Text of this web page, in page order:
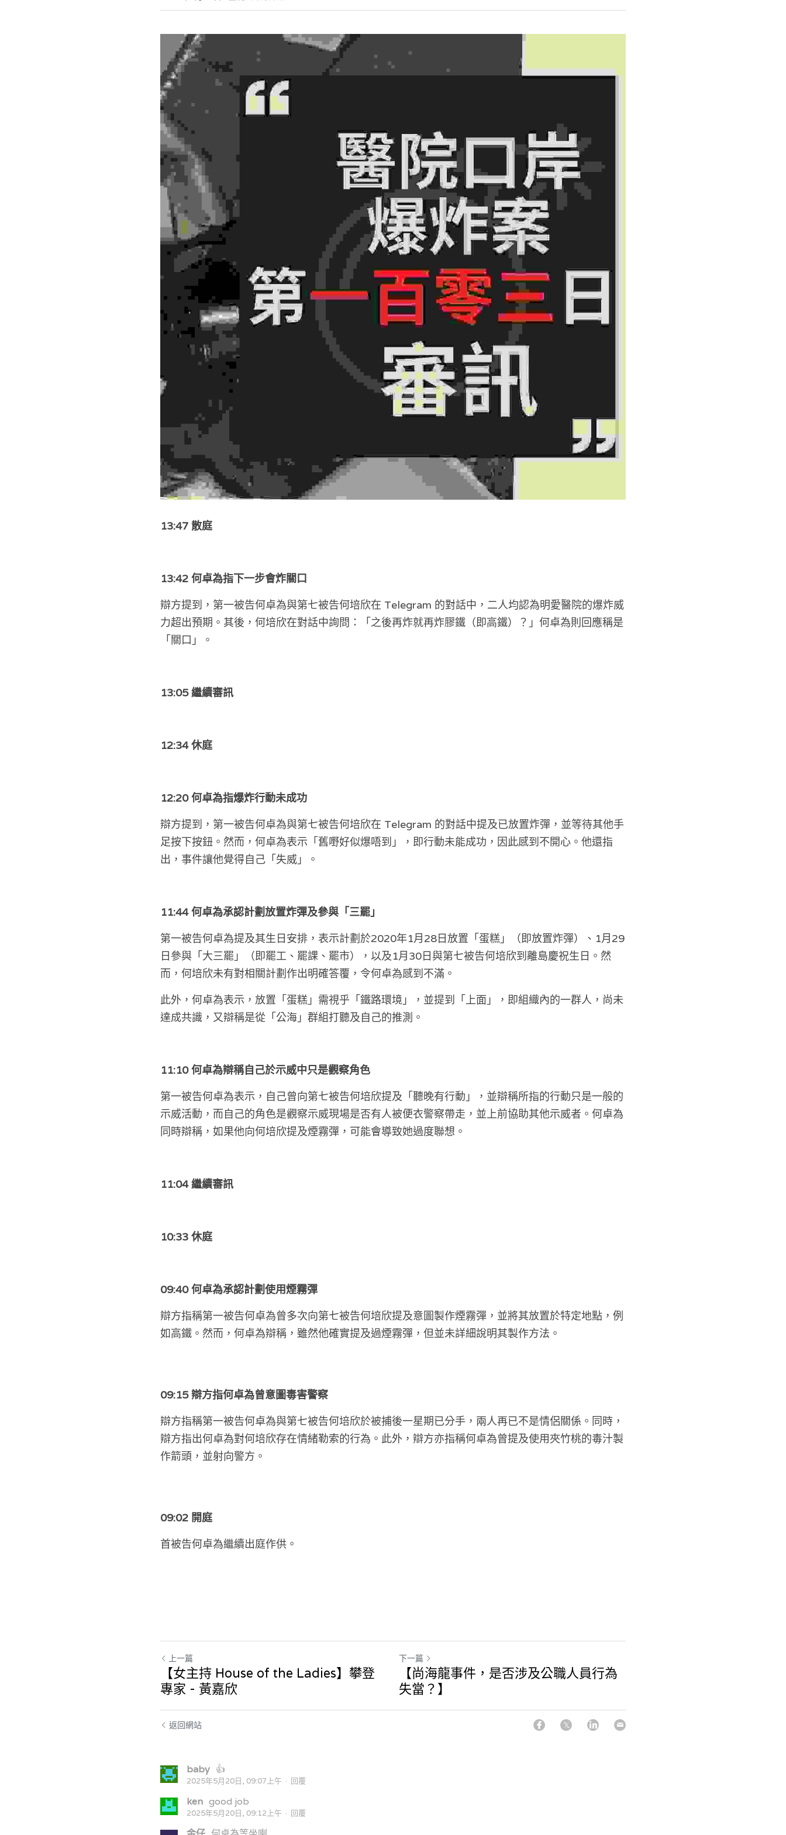
13:47 散庭
13:42 何卓為指下一步會炸關口
辯方提到，第一被告何卓為與第七被告何培欣在 Telegram 的對話中，二人均認為明愛醫院的爆炸威
力超出預期。其後，何培欣在對話中詢問：「之後再炸就再炸膠鐵（即高鐵）？」何卓為則回應稱是
「關口」。
13:05 繼續審訊
12:34 休庭
12:20 何卓為指爆炸行動未成功
辯方提到，第一被告何卓為與第七被告何培欣在 Telegram 的對話中提及已放置炸彈，並等待其他手
足按下按鈕。然而，何卓為表示「舊嘢好似爆唔到」，即行動未能成功，因此感到不開心。他還指
出，事件讓他覺得自己「失威」。
11:44 何卓為承認計劃放置炸彈及參與「三罷」
第一被告何卓為提及其生日安排，表示計劃於2020年1月28日放置「蛋糕」（即放置炸彈）、1月29
日參與「大三罷」（即罷工、罷課、罷市），以及1月30日與第七被告何培欣到離島慶祝生日。然
而，何培欣未有對相關計劃作出明確答覆，令何卓為感到不滿。
此外，何卓為表示，放置「蛋糕」需視乎「鐵路環境」，並提到「上面」，即組織內的一群人，尚未
達成共識，又辯稱是從「公海」群組打聽及自己的推測。
11:10 何卓為辯稱自己於示威中只是觀察角色
第一被告何卓為表示，自己曾向第七被告何培欣提及「聽晚有行動」，並辯稱所指的行動只是一般的
示威活動，而自己的角色是觀察示威現場是否有人被便衣警察帶走，並上前協助其他示威者。何卓為
同時辯稱，如果他向何培欣提及煙霧彈，可能會導致她過度聯想。
11:04 繼續審訊
10:33 休庭
09:40 何卓為承認計劃使用煙霧彈
辯方指稱第一被告何卓為曾多次向第七被告何培欣提及意圖製作煙霧彈，並將其放置於特定地點，例
如高鐵。然而，何卓為辯稱，雖然他確實提及過煙霧彈，但並未詳細說明其製作方法。
09:15 辯方指何卓為曾意圖毒害警察
辯方指稱第一被告何卓為與第七被告何培欣於被捕後一星期已分手，兩人再已不是情侶關係。同時，
辯方指出何卓為對何培欣存在情緒勒索的行為。此外，辯方亦指稱何卓為曾提及使用夾竹桃的毒汁製
作箭頭，並射向警方。
09:02 開庭
首被告何卓為繼續出庭作供。
上一篇
【女主持 House of the Ladies】攀登
專家 - 黃嘉欣
下一篇
【尚海龍事件，是否涉及公職人員行為
失當？】
返回網站
baby 👍
2025年5月20日, 09:07上午 · 回覆
ken good job
2025年5月20日, 09:12上午 · 回覆